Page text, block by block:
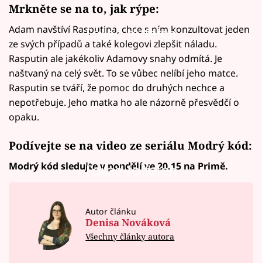
Mrkněte se na to, jak rýpe:
Failed to fetch
Adam navštíví Rasputina, chce s ním konzultovat jeden
ze svých případů a také kolegovi zlepšit náladu.
Rasputin ale jakékoliv Adamovy snahy odmítá. Je
naštvaný na celý svět. To se vůbec nelíbí jeho matce.
Rasputin se tváří, že pomoc do druhých nechce a
nepotřebuje. Jeho matka ho ale názorně přesvědčí o
opaku.
Podívejte se na video ze seriálu Modrý kód:
Failed to fetch
Modrý kód sledujte v pondělí ve 20.15 na Primě.
Autor článku
Denisa Nováková
Všechny články autora